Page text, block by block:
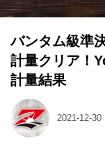
バンタム級準
計量クリア！
計量結果
2021-12-30